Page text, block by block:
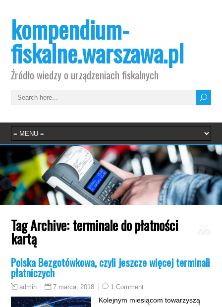
kompendium-
fiskalne.warszawa.pl
Źródło wiedzy o urządzeniach fiskalnych
Tag Archive:terminale do płatności
kartą
Polska Bezgotówkowa, czyli jeszcze więcej terminali
płatniczych
admin 7 marca, 2018 1 Comment
Kolejnym miesiącom towarzyszą